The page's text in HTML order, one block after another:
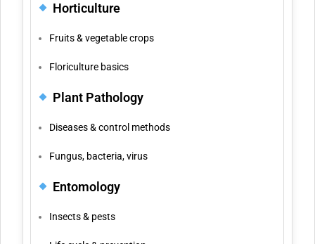
Horticulture
Fruits & vegetable crops
Floriculture basics
Plant Pathology
Diseases & control methods
Fungus, bacteria, virus
Entomology
Insects & pests